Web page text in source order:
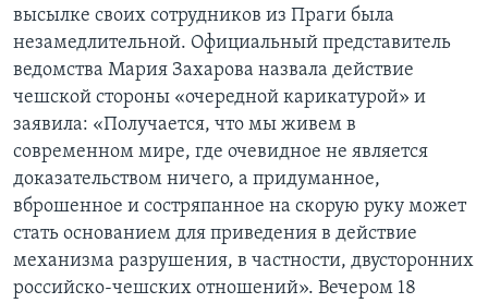
высылке своих сотрудников из Праги была
незамедлительной. Официальный представитель
ведомства Мария Захарова назвала действие
чешской стороны «очередной карикатурой» и
заявила: «Получается, что мы живем в
современном мире, где очевидное не является
доказательством ничего, а придуманное,
вброшенное и состряпанное на скорую руку может
стать основанием для приведения в действие
механизма разрушения, в частности, двусторонних
российско-чешских отношений». Вечером 18